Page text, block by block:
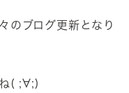
のブログ更新となり
( ;∀;)